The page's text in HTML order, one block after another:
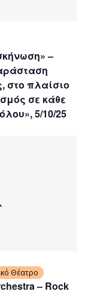
–
στο πλαίσιο
σε κάθε
5/10/25
– Rock
Θέατρο